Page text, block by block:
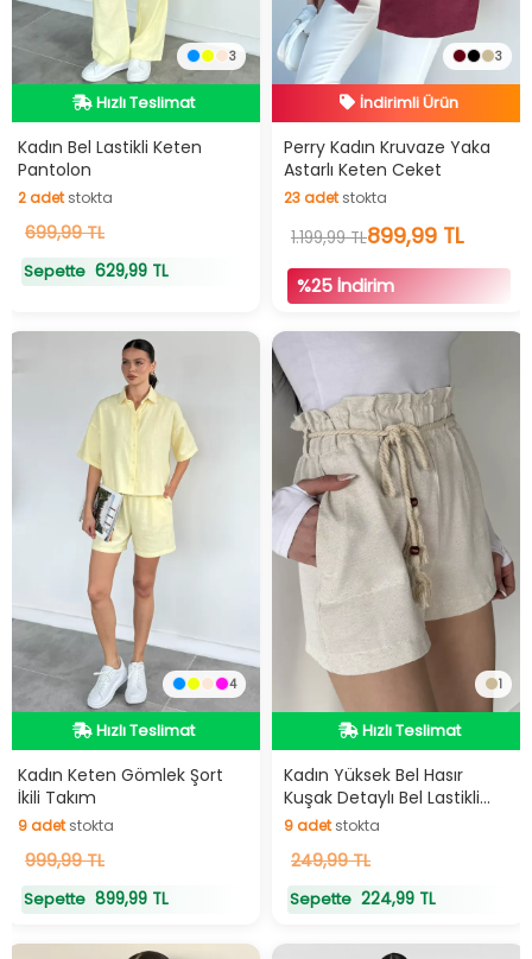
3
Hızlı Teslimat
Hızlı Teslimat
Kadın Bel Lastikli Keten
Pantolon
699,99 TL
Sepette 629,99 TL
3
İndirimli Ürün
Hızlı Teslimat
İndirimli Ürün
Perry Kadın Kruvaze Yaka
Astarlı Keten Ceket
1.199,99 TL899,99 TL
%25 İndirim
4
Hızlı Teslimat
Hızlı Teslimat
Kadın Keten Gömlek Şort
İkili Takım
999,99 TL
Sepette 899,99 TL
1
Hızlı Teslimat
Kadın Yüksek Bel Hasır
Kuşak Detaylı Bel Lastikli
Keten Şort
adet
249,99 TL
Sepette 224,99 TL